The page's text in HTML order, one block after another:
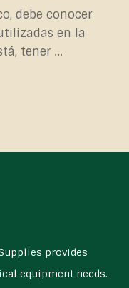
debe conocer
en la
tener ...
provides
equipment needs.